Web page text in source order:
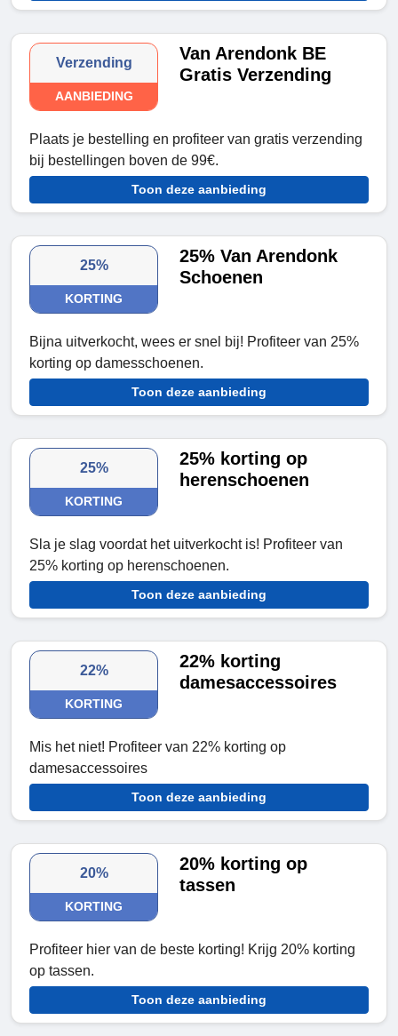
Verzending
AANBIEDING
Van Arendonk BE
Gratis Verzending
Plaats je bestelling en profiteer van gratis verzending
bij bestellingen boven de 99€.
Toon deze aanbieding
25%
KORTING
25% Van Arendonk
Schoenen
Bijna uitverkocht, wees er snel bij! Profiteer van 25%
korting op damesschoenen.
Toon deze aanbieding
25%
KORTING
25% korting op
herenschoenen
Sla je slag voordat het uitverkocht is! Profiteer van
25% korting op herenschoenen.
Toon deze aanbieding
22%
KORTING
22% korting
damesaccessoires
Mis het niet! Profiteer van 22% korting op
damesaccessoires
Toon deze aanbieding
20%
KORTING
20% korting op
tassen
Profiteer hier van de beste korting! Krijg 20% korting
op tassen.
Toon deze aanbieding